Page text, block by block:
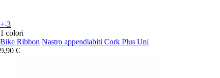
+-3
1 colori
Bike Ribbon Nastro appendiabiti Cork Plus Uni
9,90 €